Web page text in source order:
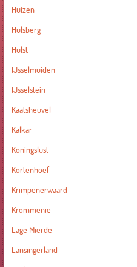
Huizen
Hulsberg
Hulst
IJsselmuiden
IJsselstein
Kaatsheuvel
Kalkar
Koningslust
Kortenhoef
Krimpenerwaard
Krommenie
Lage Mierde
Lansingerland